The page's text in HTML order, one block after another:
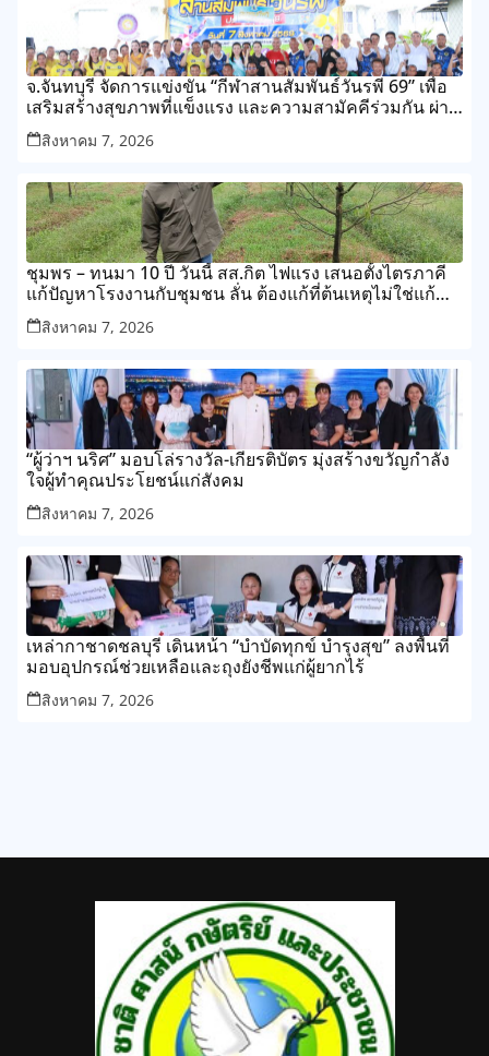
จ.จันทบุรี จัดการแข่งขัน “กีฬาสานสัมพันธ์วันรพี 69” เพื่อ
เสริมสร้างสุขภาพที่แข็งแรง และความสามัคคีร่วมกัน ผ่าน
การแข่งขันกีฬาและกิจกรรมนันทนาการ
สิงหาคม 7, 2026
ชุมพร – ทนมา 10 ปี วันนี้ สส.กิต ไฟแรง เสนอตั้งไตรภาคี
แก้ปัญหาโรงงานกับชุมชน ลั่น ต้องแก้ที่ต้นเหตุไม่ใช่แก้
ปลายเหตุไม่รู้จบ
สิงหาคม 7, 2026
“ผู้ว่าฯ นริศ” มอบโล่รางวัล-เกียรติบัตร มุ่งสร้างขวัญกำลัง
ใจผู้ทำคุณประโยชน์แก่สังคม
สิงหาคม 7, 2026
เหล่ากาชาดชลบุรี เดินหน้า “บำบัดทุกข์ บำรุงสุข” ลงพื้นที่
มอบอุปกรณ์ช่วยเหลือและถุงยังชีพแก่ผู้ยากไร้
สิงหาคม 7, 2026